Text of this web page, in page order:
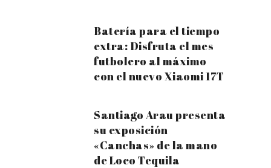
Batería para el tiempo
extra: Disfruta el mes
futbolero al máximo
con el nuevo Xiaomi 17T
Santiago Arau presenta
su exposición
«Canchas» de la mano
de Loco Tequila